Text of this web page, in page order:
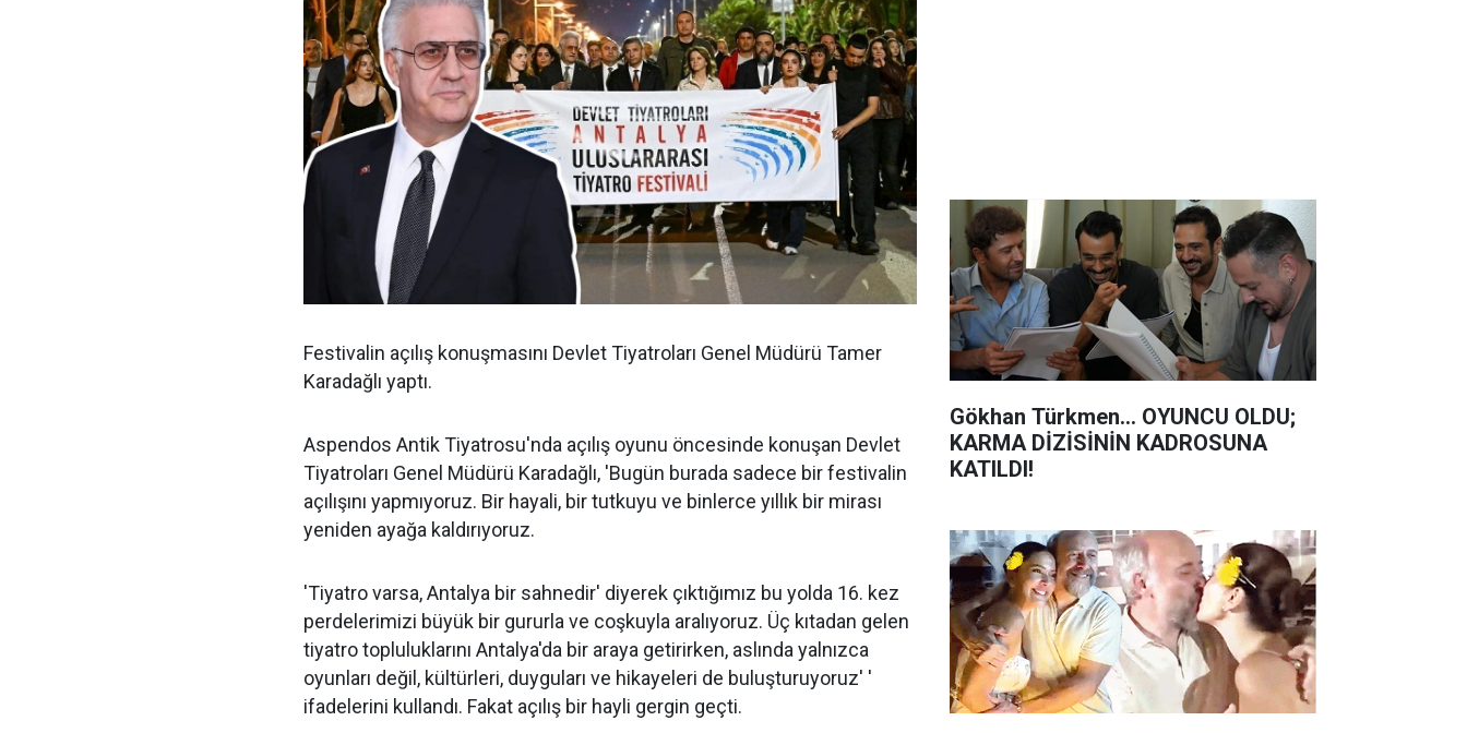
Festivalin açılış konuşmasını Devlet Tiyatroları Genel Müdürü Tamer
Karadağlı yaptı.
Aspendos Antik Tiyatrosu'nda açılış oyunu öncesinde konuşan Devlet
Tiyatroları Genel Müdürü Karadağlı, 'Bugün burada sadece bir festivalin
açılışını yapmıyoruz. Bir hayali, bir tutkuyu ve binlerce yıllık bir mirası
yeniden ayağa kaldırıyoruz.
'Tiyatro varsa, Antalya bir sahnedir' diyerek çıktığımız bu yolda 16. kez
perdelerimizi büyük bir gururla ve coşkuyla aralıyoruz. Üç kıtadan gelen
tiyatro topluluklarını Antalya'da bir araya getirirken, aslında yalnızca
oyunları değil, kültürleri, duyguları ve hikayeleri de buluşturuyoruz' '
ifadelerini kullandı. Fakat açılış bir hayli gergin geçti.
Gökhan Türkmen... OYUNCU OLDU;
KARMA DİZİSİNİN KADROSUNA
KATILDI!